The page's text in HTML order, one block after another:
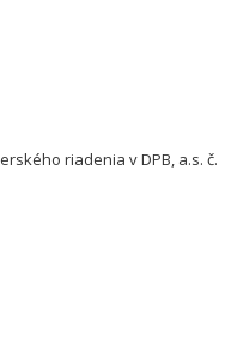
riadenia v DPB, a.s. č.